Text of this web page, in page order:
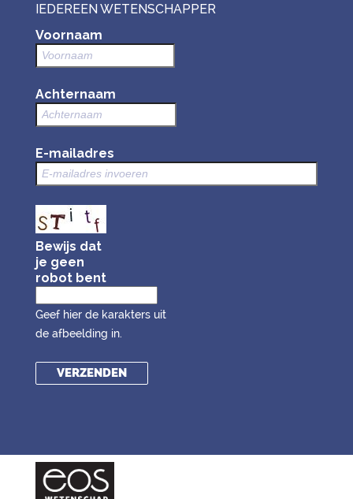
IEDEREEN WETENSCHAPPER
Voornaam
Achternaam
E-mailadres
Bewijs dat
je geen
robot bent
Geef hier de karakters uit
de afbeelding in.